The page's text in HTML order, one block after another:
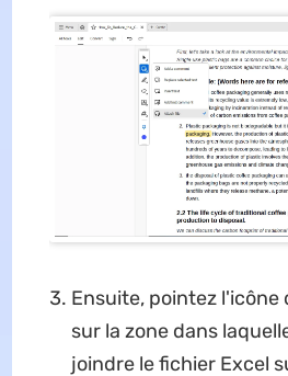
Ensuite, pointez l'icône
sur la zone dans
joindre le fichier Excel